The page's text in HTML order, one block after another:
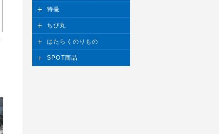
特撮
ちび丸
はたらくのりもの
SPOT商品